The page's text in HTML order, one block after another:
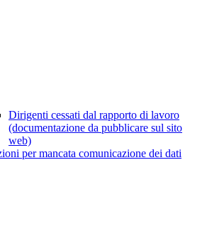
Dirigenti cessati dal rapporto di lavoro
(documentazione da pubblicare sul sito
web)
per mancata comunicazione dei dati